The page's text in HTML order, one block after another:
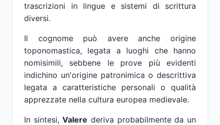
trascrizioni in lingue e sistemi di scrittura
diversi.
Il cognome può avere anche origine
toponomastica, legata a luoghi che hanno
nomisimili, sebbene le prove più evidenti
indichino un'origine patronimica o descrittiva
legata a caratteristiche personali o qualità
apprezzate nella cultura europea medievale.
In sintesi,Valere deriva probabilmente da un